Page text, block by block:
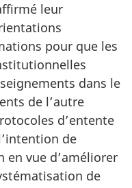
leur
pour que les
dans le
de l’autre
d’entente
de
vue d’améliorer
de